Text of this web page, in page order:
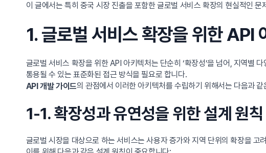
이 글에서는 특히 중국 시장 진출을 포함한 글로벌 서비스 확장의 현실적인 문
1. 글로벌 서비스 확장을 위한 API
글로벌 서비스 확장을 위한 API 아키텍처는 단순히 ‘확장성’을 넘어, 지역별
통용될 수 있는 표준화된 접근 방식을 필요로 합니다.
API 개발 가이드의 관점에서 이러한 아키텍처를 수립하기 위해서는 다음과
1-1. 확장성과 유연성을 위한 설계 원칙
글로벌 시장을 대상으로 하는 서비스는 사용자 증가와 지역 단위의 확장을 고